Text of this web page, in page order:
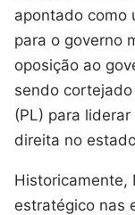
apontado como
para o governo
oposição ao
sendo
(PL) para
direita no
Historicamente,
estratégico nas